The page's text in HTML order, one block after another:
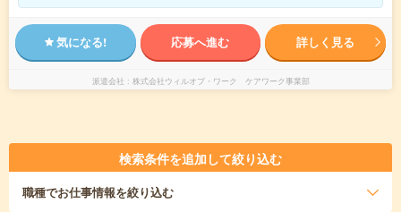
気になる! 応募へ進む 詳しく見る
派遣会社 株式会社ウィルオブ・ワーク ケアワーク事業部
検索条件を追加して絞り込む
職種でお仕事情報を絞り込む